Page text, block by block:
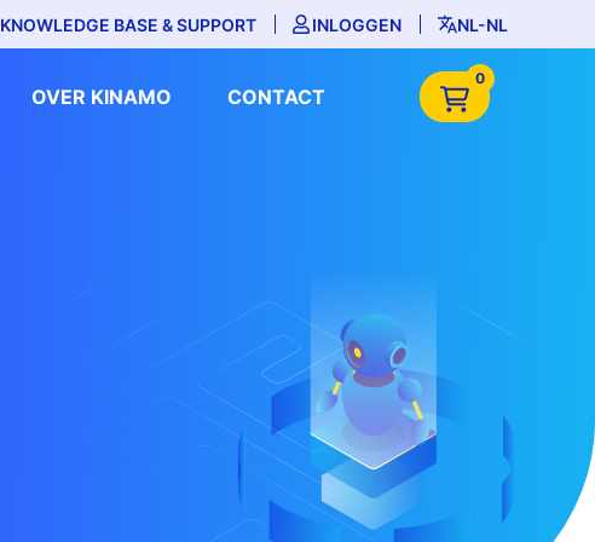
KNOWLEDGE BASE & SUPPORT INLOGGEN NL-NL
OVER KINAMO CONTACT
0